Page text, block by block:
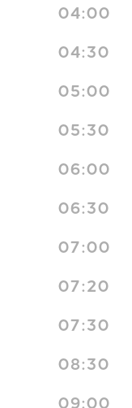
04:00
04:30
05:00
05:30
06:00
06:30
07:00
07:20
07:30
08:30
09:00